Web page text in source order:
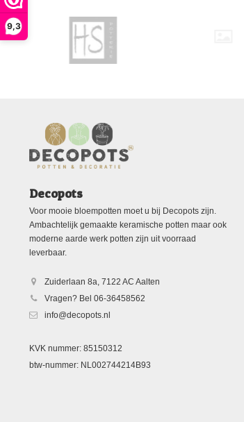
9,3
Decopots
Voor mooie bloempotten moet u bij Decopots zijn.
Ambachtelijk gemaakte keramische potten maar ook
moderne aarde werk potten zijn uit voorraad
leverbaar.
Zuiderlaan 8a, 7122 AC Aalten
Vragen? Bel 06-36458562
info@decopots.nl
KVK nummer: 85150312
btw-nummer: NL002744214B93